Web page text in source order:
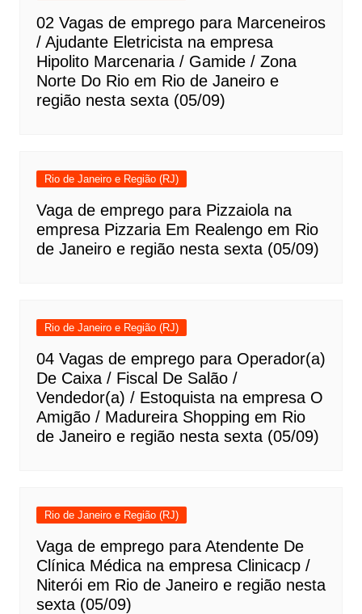
02 Vagas de emprego para Marceneiros
/ Ajudante Eletricista na empresa
Hipolito Marcenaria / Gamide / Zona
Norte Do Rio em Rio de Janeiro e
região nesta sexta (05/09)
Rio de Janeiro e Região (RJ)
Vaga de emprego para Pizzaiola na
empresa Pizzaria Em Realengo em Rio
de Janeiro e região nesta sexta (05/09)
Rio de Janeiro e Região (RJ)
04 Vagas de emprego para Operador(a)
De Caixa / Fiscal De Salão /
Vendedor(a) / Estoquista na empresa O
Amigão / Madureira Shopping em Rio
de Janeiro e região nesta sexta (05/09)
Rio de Janeiro e Região (RJ)
Vaga de emprego para Atendente De
Clínica Médica na empresa Clinicacp /
Niterói em Rio de Janeiro e região nesta
sexta (05/09)